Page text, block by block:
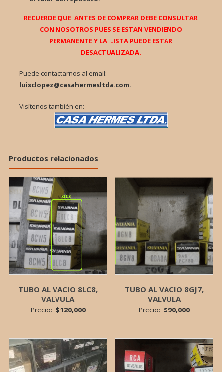
RECUERDE QUE ANTES DE COMPRAR DEBE CONSULTAR
CON NOSOTROS PUES SE ESTAN VENDIENDO
PERMANENTE Y LA LISTA PUEDE ESTAR
DESACTUALIZADA.
Puede contactarnos al email:
luisclopez@casahermesltda.com.
Visítenos también en:
Productos relacionados
TUBO AL VACIO 8LC8,
VALVULA
Precio: $120,000
TUBO AL VACIO 8GJ7,
VALVULA
Precio: $90,000